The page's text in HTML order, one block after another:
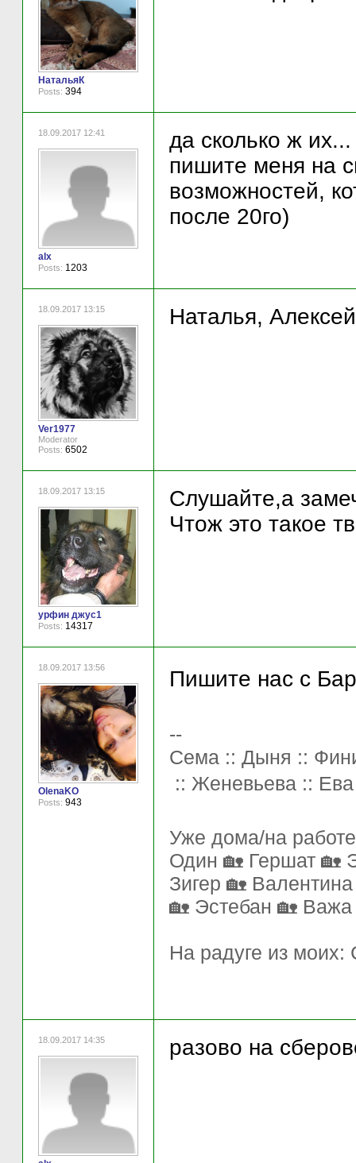
НатальяК
Posts: 394
18.09.2017 12:41
alx
Posts: 1203
да сколько ж их...
пишите меня на
возможностей,
после 20го)
18.09.2017 13:15
Ver1977
Moderator
Posts: 6502
Наталья,
18.09.2017 13:15
урфин джус1
Posts: 14317
Слушайте,а
Чтож это такое
18.09.2017 13:56
OlenaKO
Posts: 943
Пишите нас с
--
Сема :: Дыня ::
:: Женевьева ::
Уже дома/на
Один 🏡 Гершат 🏡
Зигер 🏡
🏡 Эстебан 🏡
На радуге из
18.09.2017 14:35 разово на